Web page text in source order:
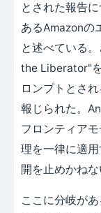
とされた報告
あるAmazonの
と述べている
the Liberator"
ロンプトとさ
報じられた。
フロンティア
理を一律に適
開を止めかねな
ここに分岐が